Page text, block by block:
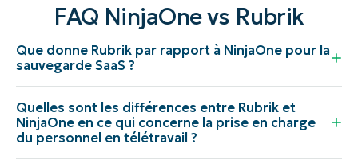
FAQ NinjaOne vs Rubrik
Que donne Rubrik par rapport à NinjaOne pour la
sauvegarde SaaS ?
Quelles sont les différences entre Rubrik et
NinjaOne en ce qui concerne la prise en charge
du personnel en télétravail ?